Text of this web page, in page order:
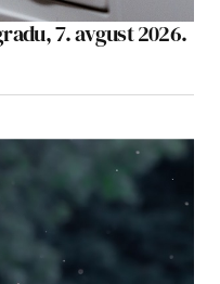
7. avgust 2026.